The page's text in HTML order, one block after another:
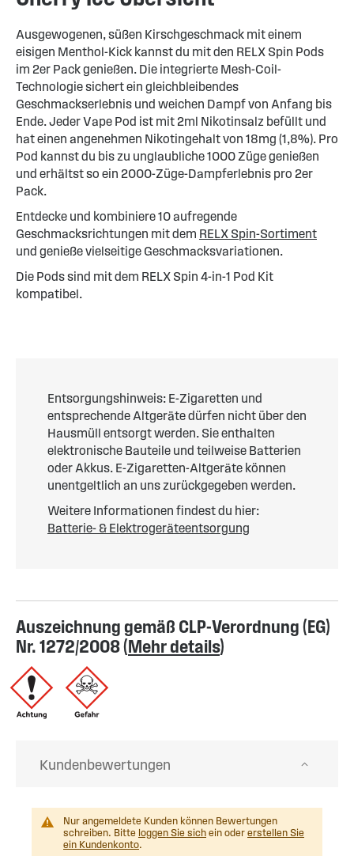
Ausgewogenen, süßen Kirschgeschmack mit einem
eisigen Menthol-Kick kannst du mit den RELX Spin Pods
im 2er Pack genießen. Die integrierte Mesh-Coil-
Technologie sichert ein gleichbleibendes
Geschmackserlebnis und weichen Dampf von Anfang bis
Ende. Jeder Vape Pod ist mit 2ml Nikotinsalz befüllt und
hat einen angenehmen Nikotingehalt von 18mg (1,8%). Pro
Pod kannst du bis zu unglaubliche 1000 Züge genießen
und erhältst so ein 2000-Züge-Dampferlebnis pro 2er
Pack.
Entdecke und kombiniere 10 aufregende
Geschmacksrichtungen mit dem RELX Spin-Sortiment
und genieße vielseitige Geschmacksvariationen.
Die Pods sind mit dem RELX Spin 4-in-1 Pod Kit
kompatibel.
Entsorgungshinweis: E-Zigaretten und
entsprechende Altgeräte dürfen nicht über den
Hausmüll entsorgt werden. Sie enthalten
elektronische Bauteile und teilweise Batterien
oder Akkus. E-Zigaretten-Altgeräte können
unentgeltlich an uns zurückgegeben werden.
Weitere Informationen findest du hier:
Batterie- & Elektrogeräteentsorgung
Auszeichnung gemäß CLP-Verordnung (EG)
Nr. 1272/2008 (Mehr details)
Kundenbewertungen
Nur angemeldete Kunden können Bewertungen
schreiben. Bitte loggen Sie sich ein oder erstellen Sie
ein Kundenkonto.